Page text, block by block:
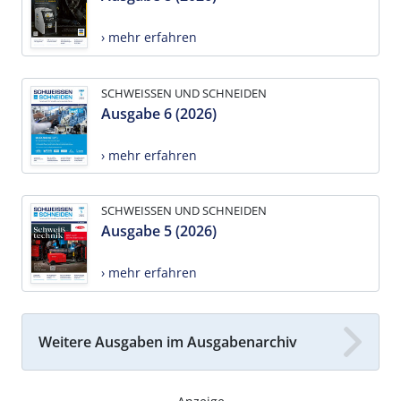
› mehr erfahren
SCHWEISSEN UND SCHNEIDEN
Ausgabe 6 (2026)
› mehr erfahren
SCHWEISSEN UND SCHNEIDEN
Ausgabe 5 (2026)
› mehr erfahren
Weitere Ausgaben im Ausgabenarchiv